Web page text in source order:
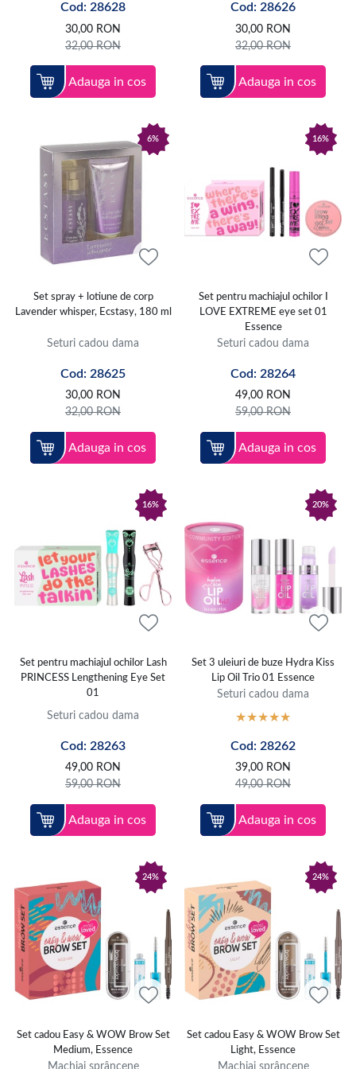
Cod: 28628
30,00 RON
32,00RON
Adauga in cos
Cod: 28626
30,00 RON
32,00RON
Adauga in cos
6%
Set spray + lotiune de corp
Lavender whisper, Ecstasy, 180 ml
Seturi cadou dama
Cod: 28625
30,00 RON
32,00RON
Adauga in cos
16%
Set pentru machiajul ochilor I
LOVE EXTREME eye set 01
Essence
Seturi cadou dama
Cod: 28264
49,00 RON
59,00RON
Adauga in cos
16%
Set pentru machiajul ochilor Lash
PRINCESS Lengthening Eye Set
01
Seturi cadou dama
Cod: 28263
49,00 RON
59,00RON
Adauga in cos
20%
Set 3 uleiuri de buze Hydra Kiss
Lip Oil Trio 01 Essence
Seturi cadou dama
Cod: 28262
39,00 RON
49,00RON
Adauga in cos
24%
Set cadou Easy & WOW Brow Set
Medium, Essence
Machiaj sprâncene
24%
Set cadou Easy & WOW Brow Set
Light, Essence
Machiaj sprâncene